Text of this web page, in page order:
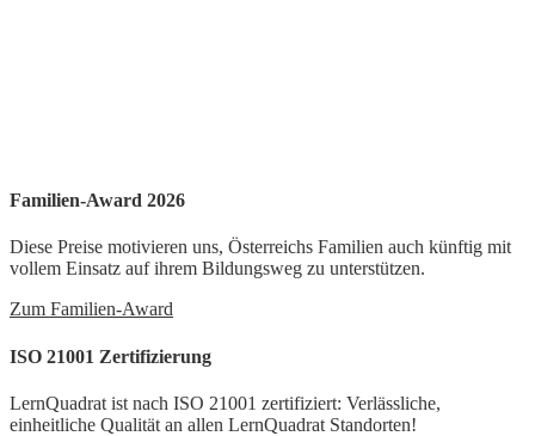
Familien-Award 2026
Diese Preise motivieren uns, Österreichs Familien auch künftig mit
vollem Einsatz auf ihrem Bildungsweg zu unterstützen.
Zum Familien-Award
ISO 21001 Zertifizierung
LernQuadrat ist nach ISO 21001 zertifiziert: Verlässliche,
einheitliche Qualität an allen LernQuadrat Standorten!